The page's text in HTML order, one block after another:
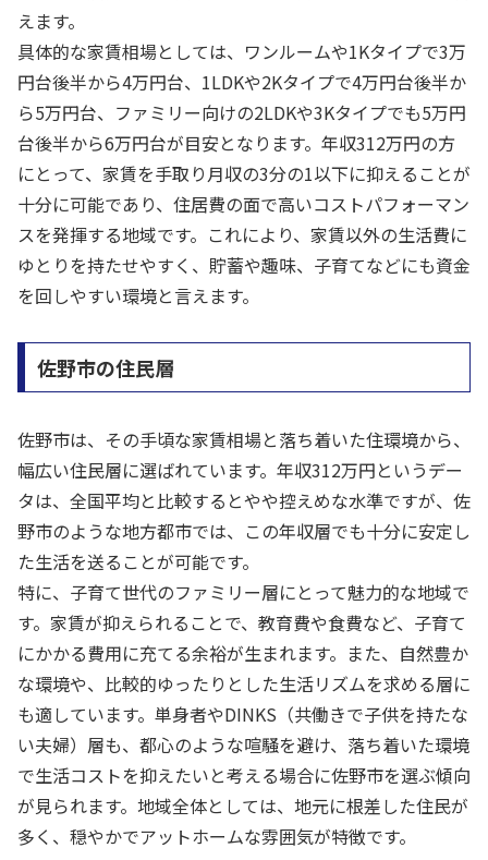
えます。
具体的な家賃相場としては、ワンルームや1Kタイプで3万
円台後半から4万円台、1LDKや2Kタイプで4万円台後半か
ら5万円台、ファミリー向けの2LDKや3Kタイプでも5万円
台後半から6万円台が目安となります。年収312万円の方
にとって、家賃を手取り月収の3分の1以下に抑えることが
十分に可能であり、住居費の面で高いコストパフォーマン
スを発揮する地域です。これにより、家賃以外の生活費に
ゆとりを持たせやすく、貯蓄や趣味、子育てなどにも資金
を回しやすい環境と言えます。
佐野市の住民層
佐野市は、その手頃な家賃相場と落ち着いた住環境から、
幅広い住民層に選ばれています。年収312万円というデー
タは、全国平均と比較するとやや控えめな水準ですが、佐
野市のような地方都市では、この年収層でも十分に安定し
た生活を送ることが可能です。
特に、子育て世代のファミリー層にとって魅力的な地域で
す。家賃が抑えられることで、教育費や食費など、子育て
にかかる費用に充てる余裕が生まれます。また、自然豊か
な環境や、比較的ゆったりとした生活リズムを求める層に
も適しています。単身者やDINKS（共働きで子供を持たな
い夫婦）層も、都心のような喧騒を避け、落ち着いた環境
で生活コストを抑えたいと考える場合に佐野市を選ぶ傾向
が見られます。地域全体としては、地元に根差した住民が
多く、穏やかでアットホームな雰囲気が特徴です。